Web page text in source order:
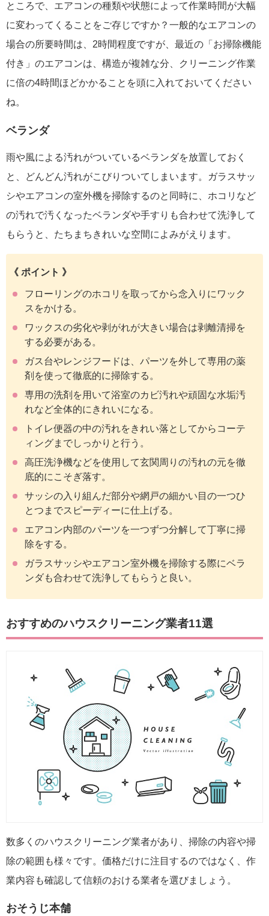
ところで、エアコンの種類や状態によって作業時間が大幅
に変わってくることをご存じですか？一般的なエアコンの
場合の所要時間は、2時間程度ですが、最近の「お掃除機能
付き」のエアコンは、構造が複雑な分、クリーニング作業
に倍の4時間ほどかかることを頭に入れておいてください
ね。
ベランダ
雨や風による汚れがついているベランダを放置しておく
と、どんどん汚れがこびりついてしまいます。ガラスサッ
シやエアコンの室外機を掃除するのと同時に、ホコリなど
の汚れで汚くなったベランダや手すりも合わせて洗浄して
もらうと、たちまちきれいな空間によみがえります。
《 ポイント 》
フローリングのホコリを取ってから念入りにワック
スをかける。
ワックスの劣化や剥がれが大きい場合は剥離清掃を
する必要がある。
ガス台やレンジフードは、パーツを外して専用の薬
剤を使って徹底的に掃除する。
専用の洗剤を用いて浴室のカビ汚れや頑固な水垢汚
れなど全体的にきれいになる。
トイレ便器の中の汚れをきれい落としてからコーテ
ィングまでしっかりと行う。
高圧洗浄機などを使用して玄関周りの汚れの元を徹
底的にこそぎ落す。
サッシの入り組んだ部分や網戸の細かい目の一つひ
とつまでスピーディーに仕上げる。
エアコン内部のパーツを一つずつ分解して丁寧に掃
除をする。
ガラスサッシやエアコン室外機を掃除する際にベラ
ンダも合わせて洗浄してもらうと良い。
おすすめのハウスクリーニング業者11選
数多くのハウスクリーニング業者があり、掃除の内容や掃
除の範囲も様々です。価格だけに注目するのではなく、作
業内容も確認して信頼のおける業者を選びましょう。
おそうじ本舗